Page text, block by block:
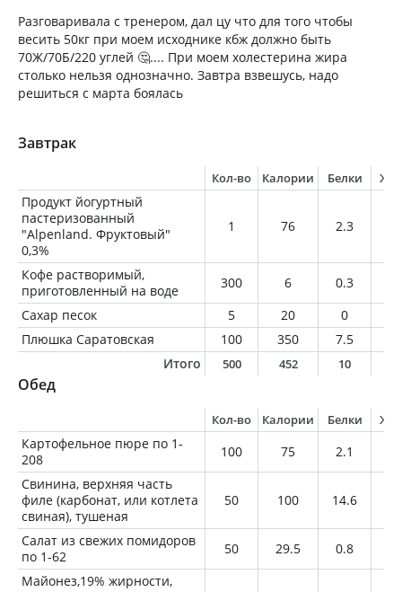
Разговаривала с тренером, дал цу что для того чтобы
весить 50кг при моем исходнике кбж должно быть
70Ж/70Б/220 углей 🤔.... При моем холестерина жира
столько нельзя однозначно. Завтра взвешусь, надо
решиться с марта боялась
Завтрак
Кол-во Калории Белки
Продукт йогуртный
пастеризованный
"Alpenland. Фруктовый"
0,3%
1 76 2.3
Кофе растворимый,
приготовленный на воде
300 6 0.3
Сахар песок
5 20 0
Плюшка Саратовская
100 350 7.5
Итого
500 452 10
Обед
Кол-во Калории Белки
Картофельное пюре по 1-
208
100 75 2.1
Свинина, верхняя часть
филе (карбонат, или котлета
свиная), тушеная
50 100 14.6
Салат из свежих помидоров
по 1-62
50 29.5 0.8
Майонез,19% жирности,